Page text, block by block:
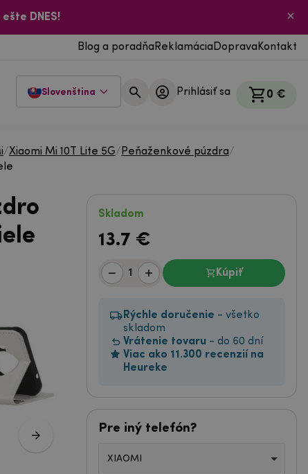
DNES!
Blog a poradňa Reklamácia Doprava Kontakt
Slovenština Prihlásiť sa 0 €
/Xiaomi Mi 10T Lite 5G/ Peňaženkové púzdra/
Skladom
13.7 €
Kúpiť
Rýchle doručenie - všetko
skladom
Vrátenie tovaru - do 60 dní
Viac ako 11.300 recenzií na
Heureke
Pre iný telefón?
XIAOMI